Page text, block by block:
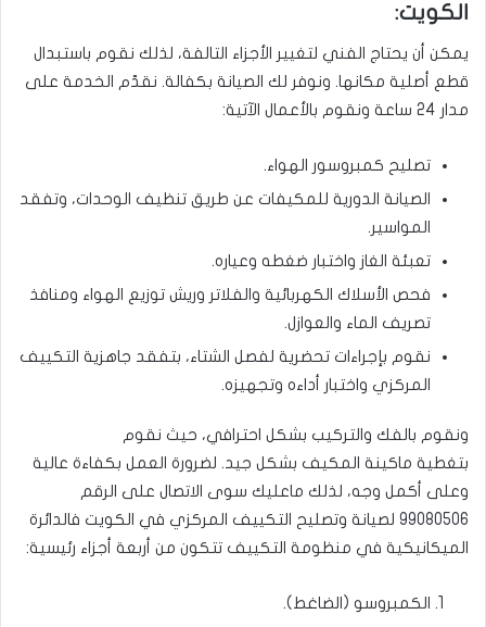
الكويت:
يمكن أن يحتاج الفني لتغيير الأجزاء التالفة، لذلك نقوم باستبدال
قطع أصلية مكانها. ونوفر لك الصيانة بكفالة. نقدّم الخدمة على
مدار 24 ساعة ونقوم بالأعمال الآتية:
تصليح كمبروسور الهواء.
الصيانة الدورية للمكيفات عن طريق تنظيف الوحدات، وتفقد
المواسير.
تعبئة الغاز واختبار ضغطه وعياره.
فحص الأسلاك الكهربائية والفلاتر وريش توزيع الهواء ومنافذ
تصريف الماء والعوازل.
نقوم بإجراءات تحضرية لفصل الشتاء، بتفقد جاهزية التكييف
المركزي واختبار أداءه وتجهيزه.
ونقوم بالفك والتركيب بشكل احترافي، حيث نقوم
بتغطية ماكينة المكيف بشكل جيد. لضرورة العمل بكفاءة عالية
وعلى أكمل وجه، لذلك ماعليك سوى الاتصال على الرقم
99080506 لصيانة وتصليح التكييف المركزي في الكويت فالدائرة
الميكانيكية في منظومة التكييف تتكون من أربعة أجزاء رئيسية:
الكمبروسو (الضاغط).